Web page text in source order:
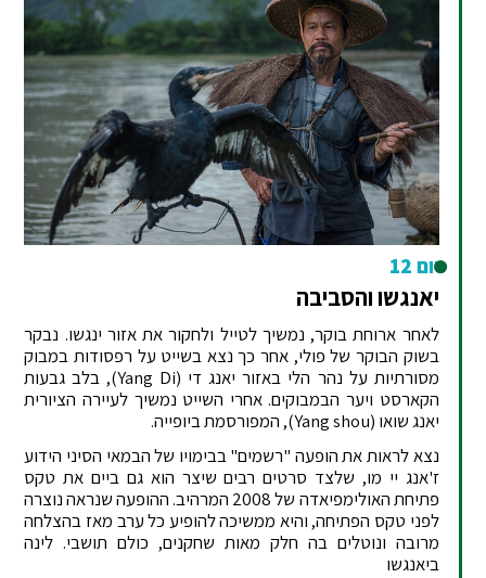
יום 12
יאנגשו והסביבה
לאחר ארוחת בוקר, נמשיך לטייל ולחקור את אזור ינגשו. נבקר
בשוק הבוקר של פולי, אחר כך נצא בשייט על רפסודות במבוק
מסורתיות על נהר הלי באזור יאנג די (Yang Di), בלב גבעות
הקארסט ויער הבמבוקים. אחרי השייט נמשיך לעיירה הציורית
יאנג שואו (Yang shou), המפורסמת ביופייה.
נצא לראות את הופעה "רשמים" בבימויו של הבמאי הסיני הידוע
ז'אנג יי מו, שלצד סרטים רבים שיצר הוא גם ביים את טקס
פתיחת האולימפיאדה של 2008 המרהיב. ההופעה שנראה נוצרה
לפני טקס הפתיחה, והיא ממשיכה להופיע כל ערב מאז בהצלחה
מרובה ונוטלים בה חלק מאות שחקנים, כולם תושבי. לינה
ביאנגשו